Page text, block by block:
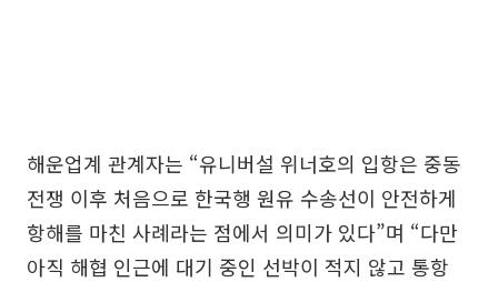
해운업계 관계자는 “유니버설 위너호의 입항은 중동
전쟁 이후 처음으로 한국행 원유 수송선이 안전하게
항해를 마친 사례라는 점에서 의미가 있다”며 “다만
아직 해협 인근에 대기 중인 선박이 적지 않고 통항